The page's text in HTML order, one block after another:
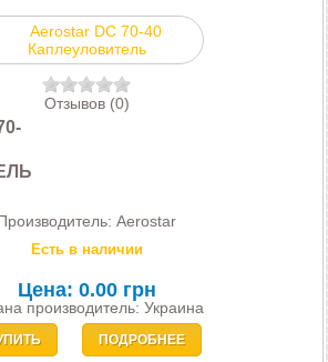
Отзывов (0)
Aerostar
Есть в наличии
Цена: 0.00 грн
производитель: Украина
ПОДРОБНЕЕ